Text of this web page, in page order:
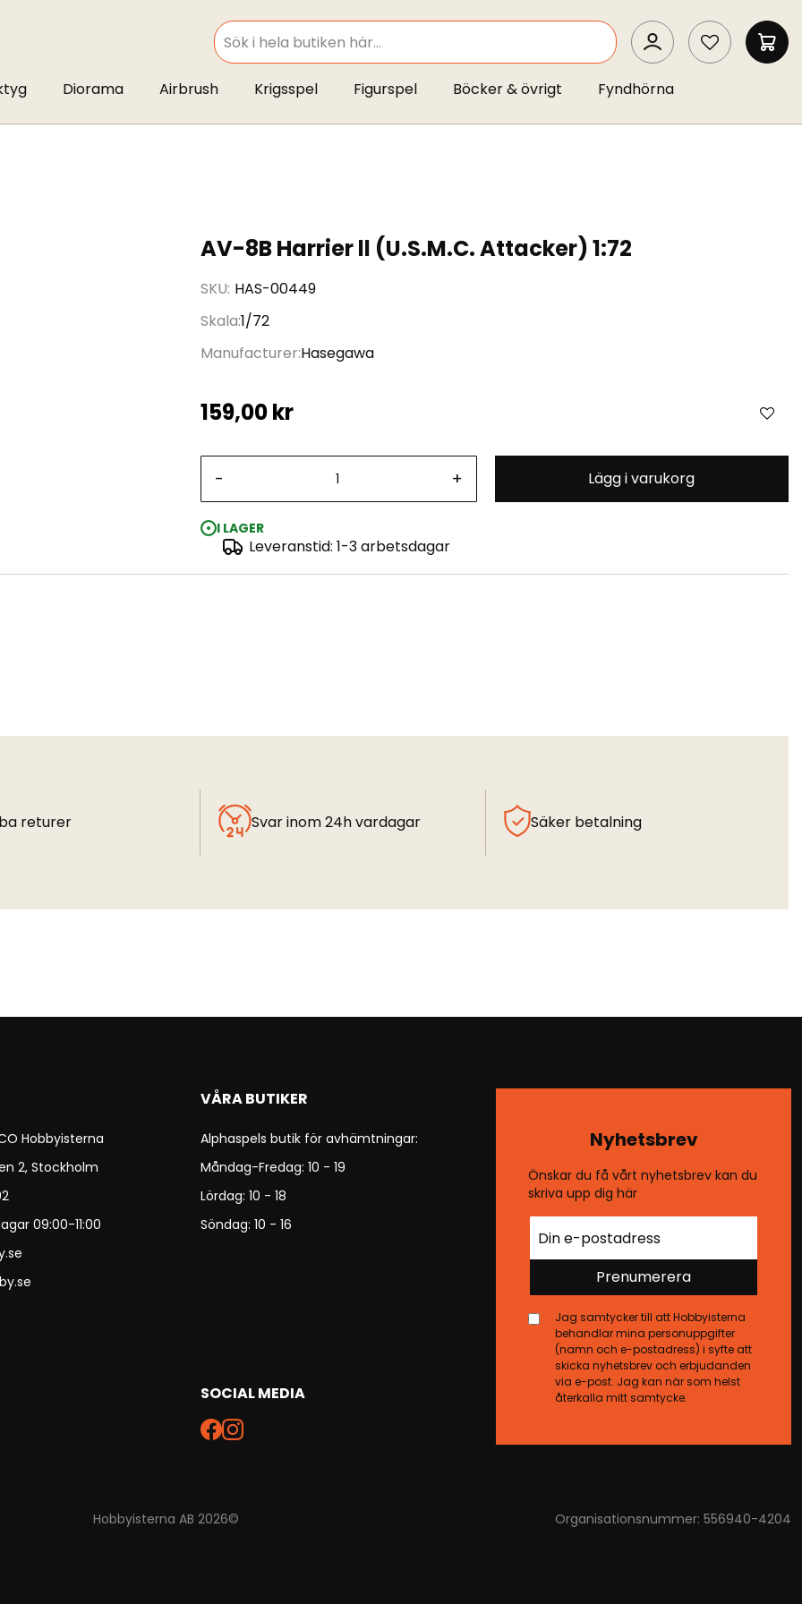
SEARCH
SEARCH
MIN
Diorama Airbrush Krigsspel Figurspel Böcker & övrigt Fyndhörna
AV-8B Harrier ll (U.S.M.C. Attacker) 1:72
SKU HAS-00449
Skala1/72
Manufacturer Hasegawa
159,00 kr
- + Lägg i varukorg
I LAGER
Leveranstid: 1-3 arbetsdagar
returer Svar inom 24h vardagar Säker betalning
Hobbyisterna
2, Stockholm
09:00-11:00
VÅRA BUTIKER
Alphaspels butik för avhämtningar:
Måndag-Fredag: 10 - 19
Lördag: 10 - 18
Söndag: 10 - 16
SOCIAL MEDIA
Nyhetsbrev
Önskar du få vårt nyhetsbrev kan du
skriva upp dig här
Prenumerera
Jag samtycker till att Hobbyisterna
behandlar mina personuppgifter
(namn och e-postadress) i syfte att
skicka nyhetsbrev och erbjudanden
via e-post. Jag kan när som helst
återkalla mitt samtycke.
Hobbyisterna AB 2026© Organisationsnummer: 556940-4204